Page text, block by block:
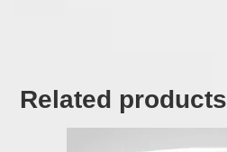
Related products